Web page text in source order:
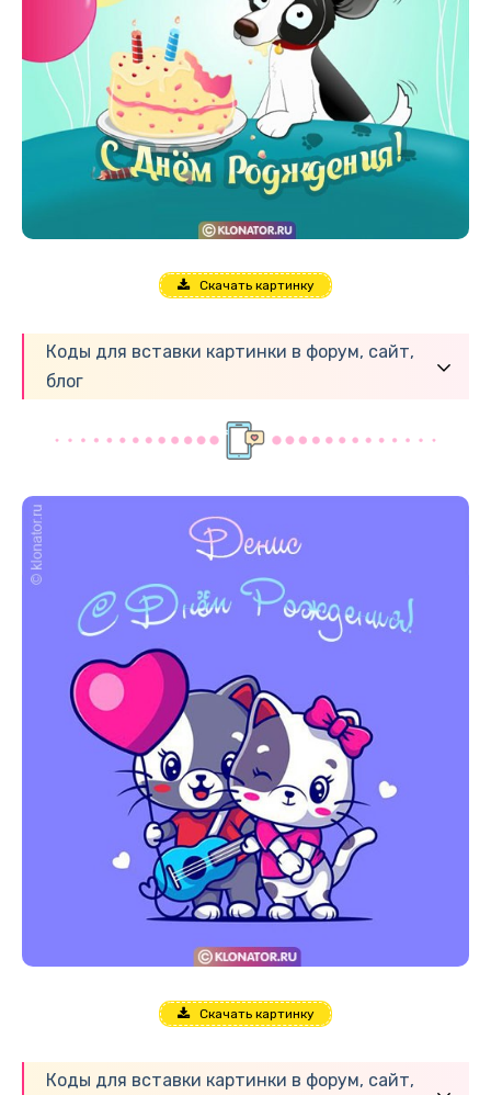
Скачать картинку
Коды для вставки картинки в форум, сайт,
блог
Скачать картинку
Коды для вставки картинки в форум, сайт,